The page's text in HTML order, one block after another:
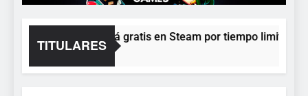
TITULARES
Moonlighter está gratis en Steam por tiempo limitado y
1 Hora Atrás